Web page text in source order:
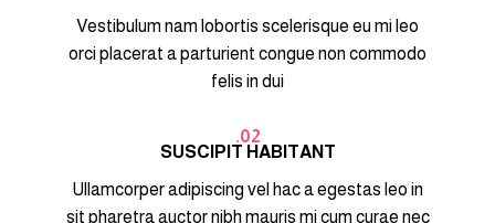
Vestibulum nam lobortis scelerisque eu mi leo
orci placerat a parturient congue non commodo
felis in dui
02.
SUSCIPIT HABITANT
Ullamcorper adipiscing vel hac a egestas leo in
sit pharetra auctor nibh mauris mi cum curae nec